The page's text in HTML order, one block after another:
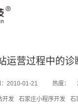
运营过程中的诊
2010-01-21 热度：
开发 石家庄小程序开发 石